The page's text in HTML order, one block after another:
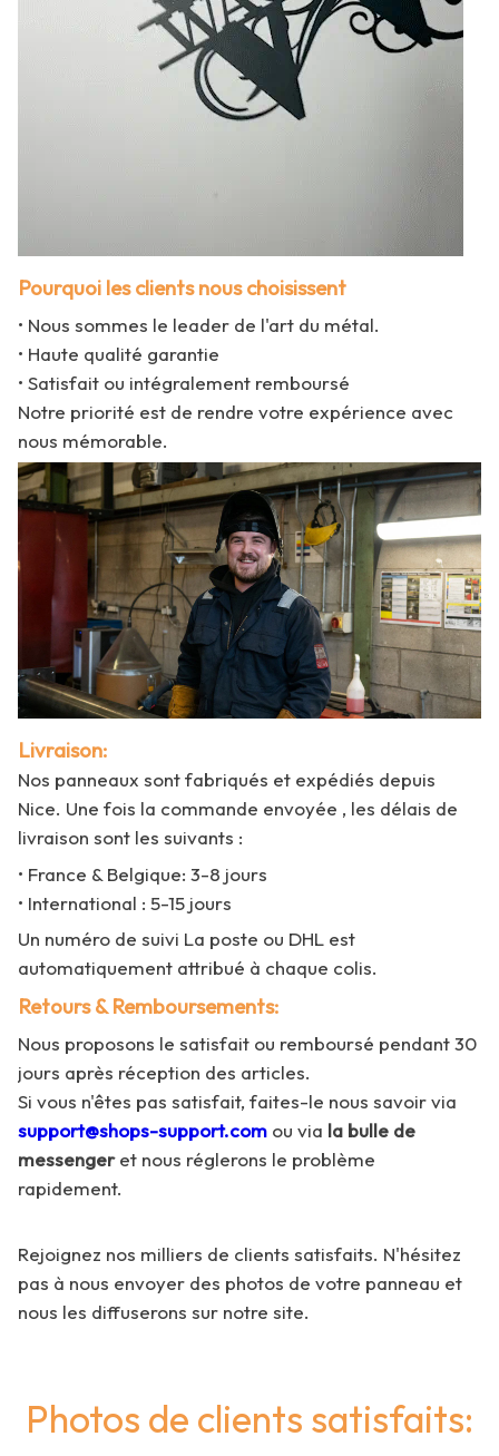
Pourquoi les clients nous choisissent
• Nous sommes le leader de l'art du métal.
• Haute qualité garantie
• Satisfait ou intégralement remboursé
Notre priorité est de rendre votre expérience avec
nous mémorable.
Livraison:
Nos panneaux sont fabriqués et expédiés depuis
Nice. Une fois la commande envoyée , les délais de
livraison sont les suivants :
• France & Belgique: 3-8 jours
• International : 5-15 jours
Un numéro de suivi La poste ou DHL est
automatiquement attribué à chaque colis.
Retours & Remboursements:
Nous proposons le satisfait ou remboursé pendant 30
jours après réception des articles.
Si vous n'êtes pas satisfait, faites-le nous savoir via
support@shops-support.com ou via la bulle de
messengeret nous réglerons le problème
rapidement.
Rejoignez nos milliers de clients satisfaits. N'hésitez
pas à nous envoyer des photos de votre panneau et
nous les diffuserons sur notre site.
Photos de clients satisfaits: